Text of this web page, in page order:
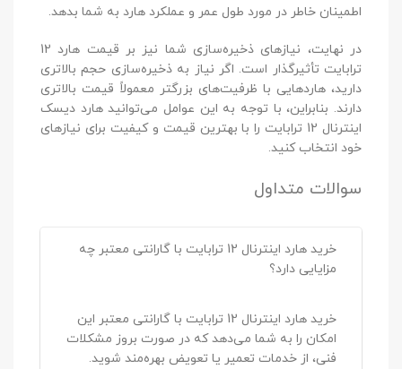
اطمینان خاطر در مورد طول عمر و عملکرد هارد به شما بدهد.
در نهایت، نیازهای ذخیره‌سازی شما نیز بر قیمت هارد 12
ترابایت تأثیرگذار است. اگر نیاز به ذخیره‌سازی حجم بالاتری
دارید، هاردهایی با ظرفیت‌های بزرگتر معمولاً قیمت بالاتری
دارند. بنابراین، با توجه به این عوامل می‌توانید هارد دیسک
اینترنال 12 ترابایت را با بهترین قیمت و کیفیت برای نیازهای
خود انتخاب کنید.
سوالات متداول
خرید هارد اینترنال 12 ترابایت با گارانتی معتبر چه
مزایایی دارد؟
خرید هارد اینترنال 12 ترابایت با گارانتی معتبر این
امکان را به شما می‌دهد که در صورت بروز مشکلات
فنی، از خدمات تعمیر یا تعویض بهره‌مند شوید.